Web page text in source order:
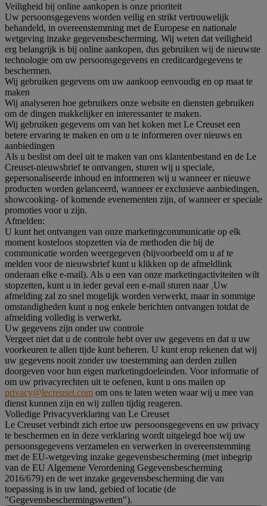
Veiligheid bij online aankopen is onze prioriteit
Uw persoonsgegevens worden veilig en strikt vertrouwelijk
behandeld, in overeenstemming met de Europese en nationale
wetgeving inzake gegevensbescherming. Wij weten dat veiligheid
erg belangrijk is bij online aankopen, dus gebruiken wij de nieuwste
technologie om uw persoonsgegevens en creditcardgegevens te
beschermen.
Wij gebruiken gegevens om uw aankoop eenvoudig en op maat te
maken
Wij analyseren hoe gebruikers onze website en diensten gebruiken
om de dingen makkelijker en interessanter te maken.
Wij gebruiken gegevens om van het koken met Le Creuset een
betere ervaring te maken en om u te informeren over nieuws en
aanbiedingen
Als u beslist om deel uit te maken van ons klantenbestand en de Le
Creuset-nieuwsbrief te ontvangen, sturen wij u speciale,
gepersonaliseerde inhoud en informeren wij u wanneer er nieuwe
producten worden gelanceerd, wanneer er exclusieve aanbiedingen,
showcooking- of komende evenementen zijn, of wanneer er speciale
promoties voor u zijn.
Afmelden:
U kunt het ontvangen van onze marketingcommunicatie op elk
moment kosteloos stopzetten via de methoden die bij de
communicatie worden weergegeven (bijvoorbeeld om u af te
melden voor de nieuwsbrief kunt u klikken op de afmeldlink
onderaan elke e-mail). Als u een van onze marketingactiviteiten wilt
stopzetten, kunt u in ieder geval een e-mail sturen naar .Uw
afmelding zal zo snel mogelijk worden verwerkt, maar in sommige
omstandigheden kunt u nog enkele berichten ontvangen totdat de
afmelding volledig is verwerkt.
Uw gegevens zijn onder uw controle
Vergeet niet dat u de controle hebt over uw gegevens en dat u uw
voorkeuren te allen tijde kunt beheren. U kunt erop rekenen dat wij
uw gegevens nooit zonder uw toestemming aan derden zullen
doorgeven voor hun eigen marketingdoeleinden. Voor informatie of
om uw privacyrechten uit te oefenen, kunt u ons mailen op
privacy@lecreuset.com om ons te laten weten waar wij u mee van
dienst kunnen zijn en wij zullen tijdig reageren.
Volledige Privacyverklaring van Le Creuset
Le Creuset verbindt zich ertoe uw persoonsgegevens en uw privacy
te beschermen en in deze verklaring wordt uitgelegd hoe wij uw
persoonsgegevens verzamelen en verwerken in overeenstemming
met de EU-wetgeving inzake gegevensbescherming (met inbegrip
van de EU Algemene Verordening Gegevensbescherming
2016/679) en de wet inzake gegevensbescherming die van
toepassing is in uw land, gebied of locatie (de
"Gegevensbeschermingswetten").